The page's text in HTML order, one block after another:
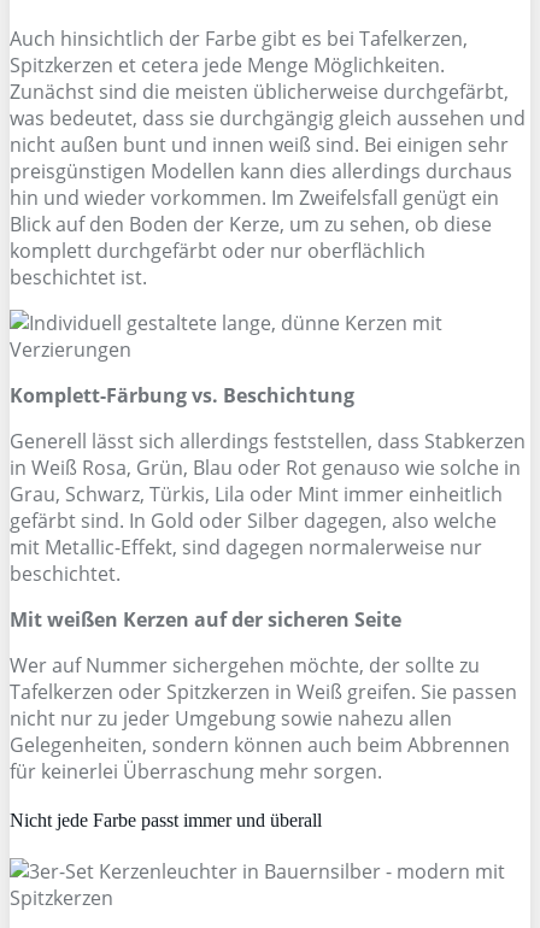
Auch hinsichtlich der Farbe gibt es bei Tafelkerzen,
Spitzkerzen et cetera jede Menge Möglichkeiten.
Zunächst sind die meisten üblicherweise durchgefärbt,
was bedeutet, dass sie durchgängig gleich aussehen und
nicht außen bunt und innen weiß sind. Bei einigen sehr
preisgünstigen Modellen kann dies allerdings durchaus
hin und wieder vorkommen. Im Zweifelsfall genügt ein
Blick auf den Boden der Kerze, um zu sehen, ob diese
komplett durchgefärbt oder nur oberflächlich
beschichtet ist.
Komplett-Färbung vs. Beschichtung
Generell lässt sich allerdings feststellen, dass Stabkerzen
in Weiß Rosa, Grün, Blau oder Rot genauso wie solche in
Grau, Schwarz, Türkis, Lila oder Mint immer einheitlich
gefärbt sind. In Gold oder Silber dagegen, also welche
mit Metallic-Effekt, sind dagegen normalerweise nur
beschichtet.
Mit weißen Kerzen auf der sicheren Seite
Wer auf Nummer sichergehen möchte, der sollte zu
Tafelkerzen oder Spitzkerzen in Weiß greifen. Sie passen
nicht nur zu jeder Umgebung sowie nahezu allen
Gelegenheiten, sondern können auch beim Abbrennen
für keinerlei Überraschung mehr sorgen.
Nicht jede Farbe passt immer und überall